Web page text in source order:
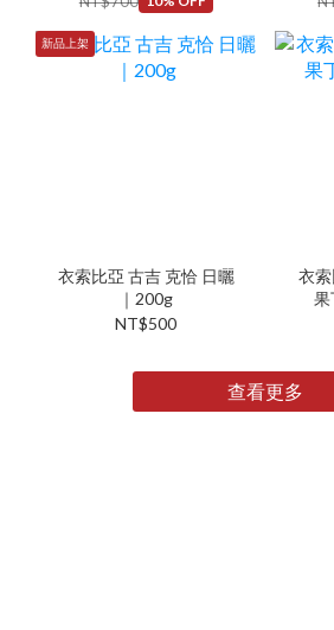
新品上架
衣索比亞 古吉 克恰 日曬
｜200g
NT$500
衣
果
查看更多